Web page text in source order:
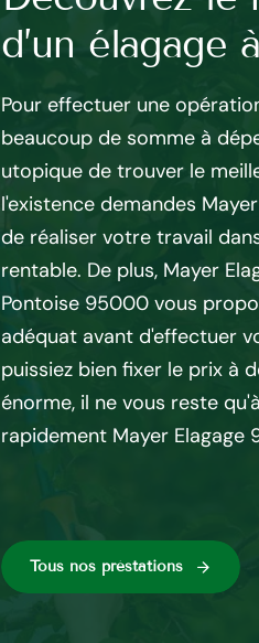
d’un élagage
Pour effectuer une
beaucoup de somme à
utopique de trouver le
l'existence demandes
de réaliser votre travail
rentable. De plus, Mayer
Pontoise 95000 vous
adéquat avant d'effectuer
puissiez bien fixer le prix à
énorme, il ne vous reste
rapidement Mayer Elagage
Tous nos préstations